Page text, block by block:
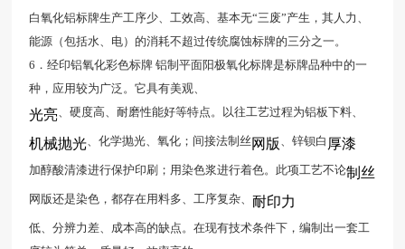
白氧化铝标牌生产工序少、工效高、基本无“三废”产生，其人力、
能源（包括水、电）的消耗不超过传统腐蚀标牌的三分之一。
6．经印铝氧化彩色标牌 铝制平面阳极氧化标牌是标牌品种中的一
种，应用较为广泛。它具有美观、
光亮、硬度高、耐磨性能好等特点。以往工艺过程为铝板下料、
机械抛光、化学抛光、氧化；间接法制丝网版 、锌钡白 厚漆
加醇酸清漆进行保护印刷；用染色浆进行着色。此项工艺不论制丝
网版还是染色，都存在用料多、工序复杂、 耐印力
低、分辨力差、成本高的缺点。在现有技术条件下，编制出一套工